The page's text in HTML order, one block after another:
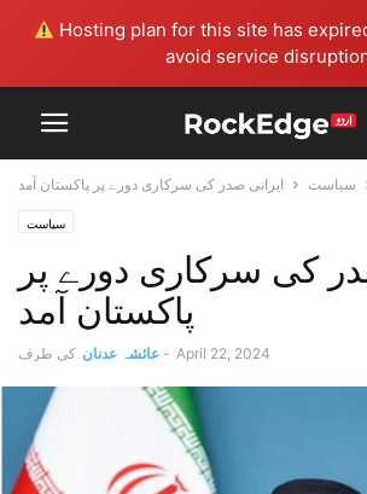
Hosting plan for this site has
avoid service
سیاست ایرانی صدر کی سرکاری دورے پر پاکستان آمد
سیاست
کی سرکاری دورے پر
پاکستان آمد
کی طرف عائشہ عدنان - April 22, 2024